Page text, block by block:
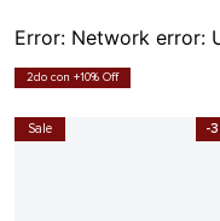
Error: Network error:
2do con +10% Off
Sale -